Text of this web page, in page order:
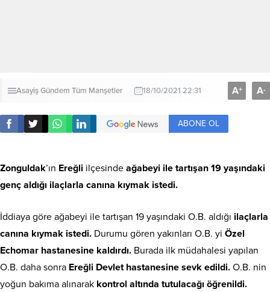
AsayişGündem Tüm Manşetler 18/10/2021 22:31 A+ A-
ABONE OL
Zonguldak’ın Ereğli ilçesinde ağabeyi ile tartışan 19 yaşındaki
genç aldığı ilaçlarla canına kıymak istedi.
İddiaya göre ağabeyi ile tartışan 19 yaşındaki O.B. aldığı ilaçlarla
canına kıymak istedi. Durumu gören yakınları O.B. yi Özel
Echomar hastanesine kaldırdı. Burada ilk müdahalesi yapılan
O.B. daha sonra Ereğli Devlet hastanesine sevk edildi. O.B. nin
yoğun bakıma alınarak kontrol altında tutulacağı öğrenildi.